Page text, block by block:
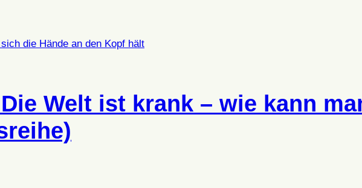
Welt ist krank – wie kann